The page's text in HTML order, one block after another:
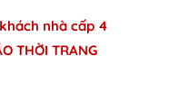
nhà cấp 4
THỜI TRANG